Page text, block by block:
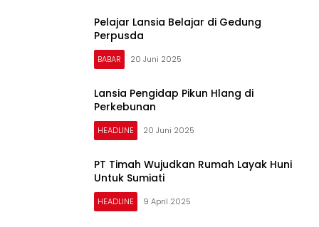
Pelajar Lansia Belajar di Gedung
Perpusda
BABAR 20 Juni 2025
Lansia Pengidap Pikun Hlang di
Perkebunan
HEADLINE 20 Juni 2025
PT Timah Wujudkan Rumah Layak Huni
Untuk Sumiati
HEADLINE 9 April 2025